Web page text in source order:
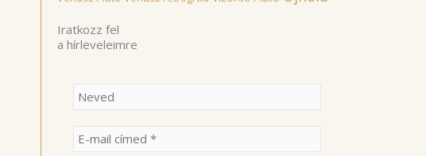
Iratkozz fel
a hírleveleimre